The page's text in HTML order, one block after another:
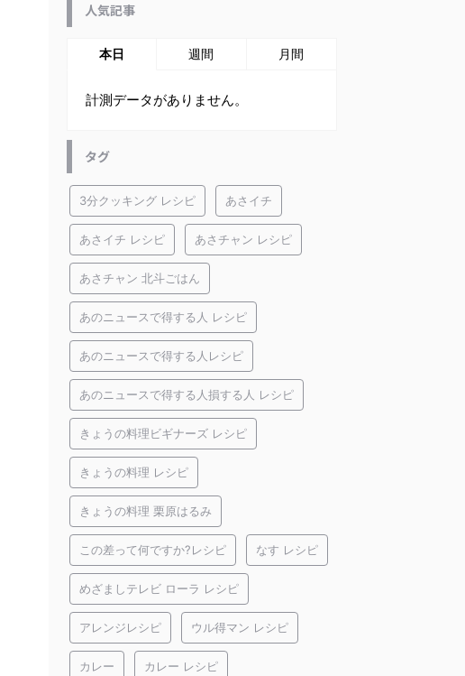
人気記事
本日 週間 月間
計測データがありません。
タグ
3分クッキング レシピ あさイチ
あさイチ レシピ あさチャン レシピ
あさチャン 北斗ごはん
あのニュースで得する人 レシピ
あのニュースで得する人レシピ
あのニュースで得する人損する人 レシピ
きょうの料理ビギナーズ レシピ
きょうの料理 レシピ
きょうの料理 栗原はるみ
この差って何ですか?レシピ なす レシピ
めざましテレビ ローラ レシピ
アレンジレシピ ウル得マン レシピ
カレー カレー レシピ